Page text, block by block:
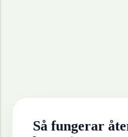
Så fungerar